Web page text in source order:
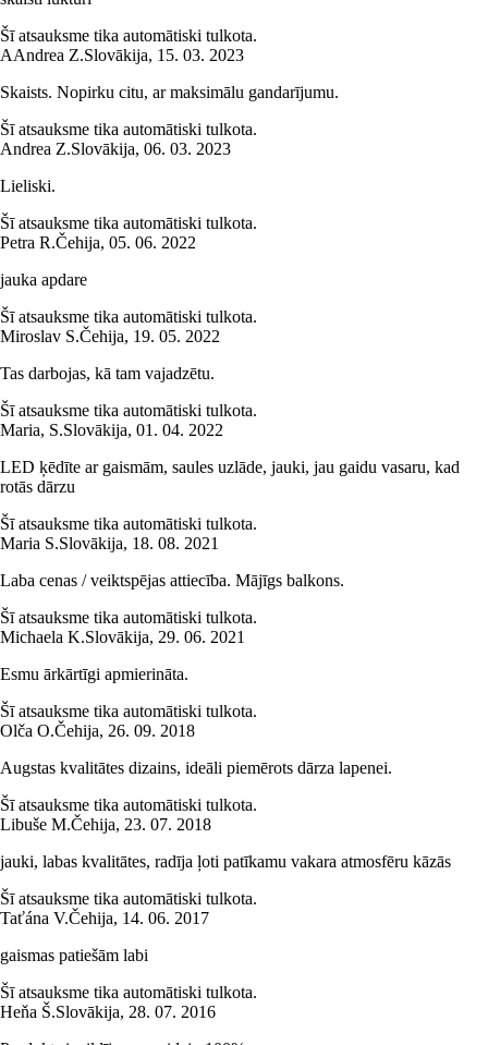
Šī atsauksme tika automātiski tulkota.
AAndrea Z.Slovākija, 15. 03. 2023
Skaists. Nopirku citu, ar maksimālu gandarījumu.
Šī atsauksme tika automātiski tulkota.
Andrea Z.Slovākija, 06. 03. 2023
Lieliski.
Šī atsauksme tika automātiski tulkota.
Petra R.Čehija, 05. 06. 2022
jauka apdare
Šī atsauksme tika automātiski tulkota.
Miroslav S.Čehija, 19. 05. 2022
Tas darbojas, kā tam vajadzētu.
Šī atsauksme tika automātiski tulkota.
Maria, S.Slovākija, 01. 04. 2022
LED ķēdīte ar gaismām, saules uzlāde, jauki, jau gaidu vasaru, kad
rotās dārzu
Šī atsauksme tika automātiski tulkota.
Maria S.Slovākija, 18. 08. 2021
Laba cenas / veiktspējas attiecība. Mājīgs balkons.
Šī atsauksme tika automātiski tulkota.
Michaela K.Slovākija, 29. 06. 2021
Esmu ārkārtīgi apmierināta.
Šī atsauksme tika automātiski tulkota.
Olča O.Čehija, 26. 09. 2018
Augstas kvalitātes dizains, ideāli piemērots dārza lapenei.
Šī atsauksme tika automātiski tulkota.
Libuše M.Čehija, 23. 07. 2018
jauki, labas kvalitātes, radīja ļoti patīkamu vakara atmosfēru kāzās
Šī atsauksme tika automātiski tulkota.
Taťána V.Čehija, 14. 06. 2017
gaismas patiešām labi
Šī atsauksme tika automātiski tulkota.
Heňa Š.Slovākija, 28. 07. 2016